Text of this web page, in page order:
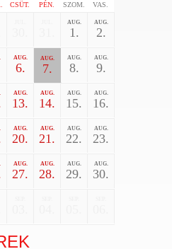
CSÜT. PÉN. SZOM. VAS.
AUG.
1.
AUG.
2.
AUG.
6.
AUG.
7.
AUG.
8.
AUG.
9.
AUG.
13.
AUG.
14.
AUG.
15.
AUG.
16.
AUG.
20.
AUG.
21.
AUG.
22.
AUG.
23.
AUG.
27.
AUG.
28.
AUG.
29.
AUG.
30.